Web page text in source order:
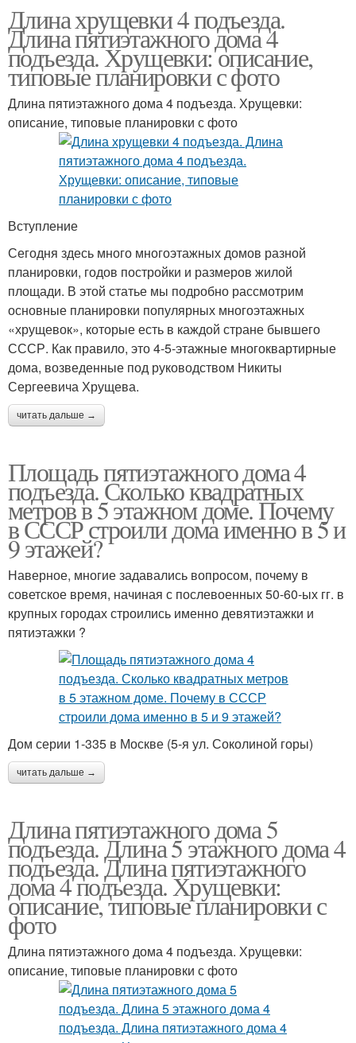
Длина хрущевки 4 подъезда.
Длина пятиэтажного дома 4
подъезда. Хрущевки: описание,
типовые планировки с фото
Длина пятиэтажного дома 4 подъезда. Хрущевки:
описание, типовые планировки с фото
Вступление
Сегодня здесь много многоэтажных домов разной
планировки, годов постройки и размеров жилой
площади. В этой статье мы подробно рассмотрим
основные планировки популярных многоэтажных
«хрущевок», которые есть в каждой стране бывшего
СССР. Как правило, это 4-5-этажные многоквартирные
дома, возведенные под руководством Никиты
Сергеевича Хрущева.
читать дальше →
Площадь пятиэтажного дома 4
подъезда. Сколько квадратных
метров в 5 этажном доме. Почему
в СССР строили дома именно в 5 и
9 этажей?
Наверное, многие задавались вопросом, почему в
советское время, начиная с послевоенных 50-60-ых гг. в
крупных городах строились именно девятиэтажки и
пятиэтажки ?
Дом серии 1-335 в Москве (5-я ул. Соколиной горы)
читать дальше →
Длина пятиэтажного дома 5
подъезда. Длина 5 этажного дома 4
подъезда. Длина пятиэтажного
дома 4 подъезда. Хрущевки:
описание, типовые планировки с
фото
Длина пятиэтажного дома 4 подъезда. Хрущевки:
описание, типовые планировки с фото